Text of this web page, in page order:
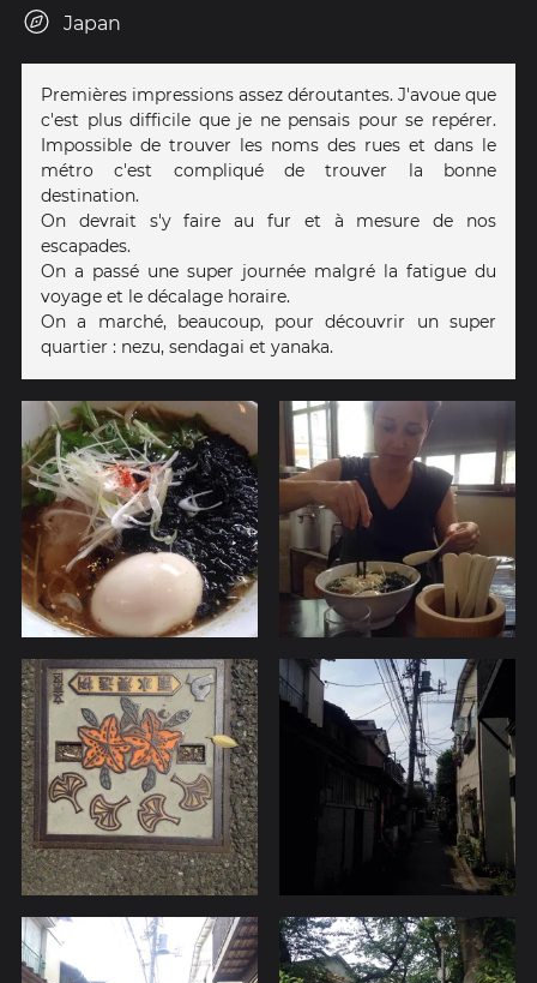
Japan
Premières impressions assez déroutantes. J'avoue que
c'est plus difficile que je ne pensais pour se repérer.
Impossible de trouver les noms des rues et dans le
métro c'est compliqué de trouver la bonne
destination.
On devrait s'y faire au fur et à mesure de nos
escapades.
On a passé une super journée malgré la fatigue du
voyage et le décalage horaire.
On a marché, beaucoup, pour découvrir un super
quartier : nezu, sendagai et yanaka.